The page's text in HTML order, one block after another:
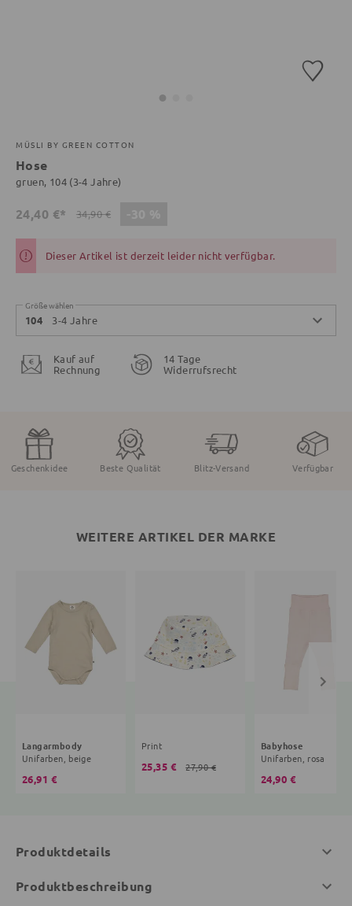
MÜSLI BY GREEN COTTON
Hose
gruen, 104 (3-4 Jahre)
24,40 €* 34,90 €
Dieser Artikel ist derzeit leider nicht verfügbar.
Größe wählen
104 3-4 Jahre
Kauf auf
Rechnung
14 Tage
Widerrufsrecht
Geschenkidee Beste Qualität Blitz-Versand Verfügbar
WEITERE ARTIKEL DER MARKE
Langarmbody
Unifarben, beige
26,91 €
Print
25,35 € 27,90 €
Babyhose
Unifarben, rosa
24,90 €
Produktdetails
Produktbeschreibung